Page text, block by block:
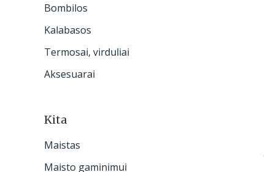
Bombilos
Kalabasos
Termosai, virduliai
Aksesuarai
Kita
Maistas
Maisto gaminimui